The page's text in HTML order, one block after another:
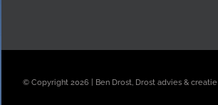
© Copyright 2026 | Ben Drost, Drost advies & creatie